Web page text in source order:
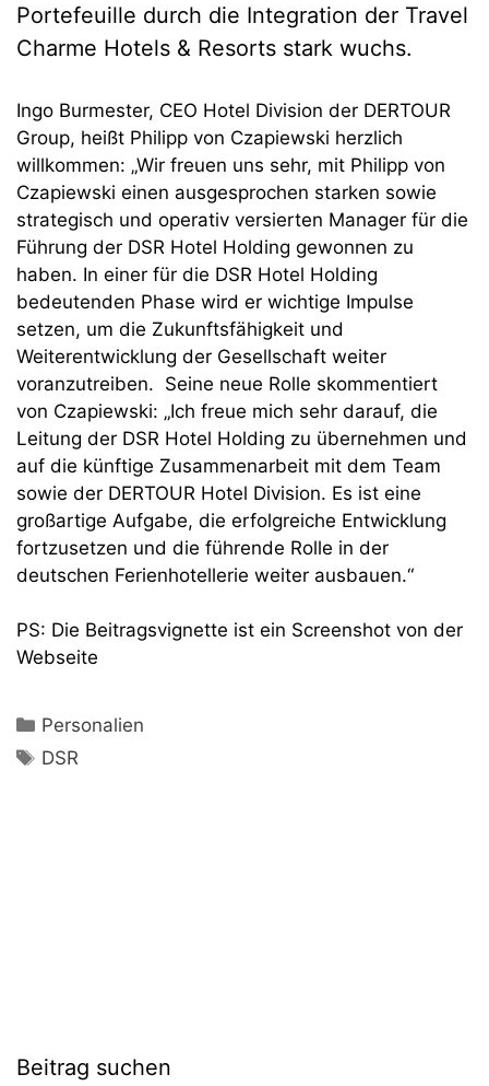
Portefeuille durch die Integration der Travel
Charme Hotels & Resorts stark wuchs.
Ingo Burmester, CEO Hotel Division der DERTOUR
Group, heißt Philipp von Czapiewski herzlich
willkommen: „Wir freuen uns sehr, mit Philipp von
Czapiewski einen ausgesprochen starken sowie
strategisch und operativ versierten Manager für die
Führung der DSR Hotel Holding gewonnen zu
haben. In einer für die DSR Hotel Holding
bedeutenden Phase wird er wichtige Impulse
setzen, um die Zukunftsfähigkeit und
Weiterentwicklung der Gesellschaft weiter
voranzutreiben. Seine neue Rolle skommentiert
von Czapiewski: „Ich freue mich sehr darauf, die
Leitung der DSR Hotel Holding zu übernehmen und
auf die künftige Zusammenarbeit mit dem Team
sowie der DERTOUR Hotel Division. Es ist eine
großartige Aufgabe, die erfolgreiche Entwicklung
fortzusetzen und die führende Rolle in der
deutschen Ferienhotellerie weiter ausbauen.“
PS: Die Beitragsvignette ist ein Screenshot von der
Webseite
Kategorien
Personalien
Schlagwörter
DSR
Beitrag suchen